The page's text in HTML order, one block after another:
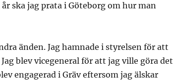
ska jag prata i Göteborg om hur man
änden. Jag hamnade i styrelsen för att
blev vicegeneral för att jag ville göra det
engagerad i Gräv eftersom jag älskar